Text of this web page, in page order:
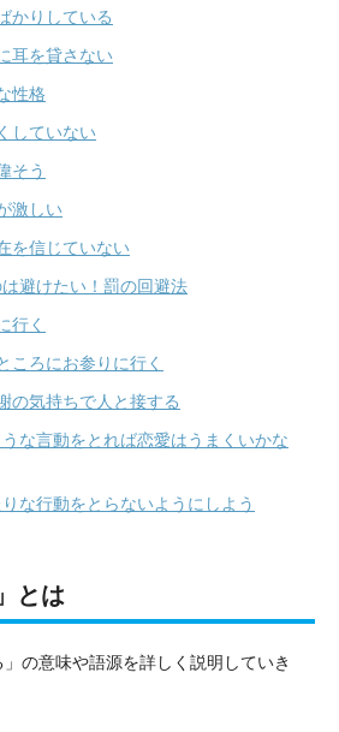
かりしている
耳を貸さない
性格
していない
そう
激しい
を信じていない
避けたい！罰の回避法
行く
ころにお参りに行く
の気持ちで人と接する
な言動をとれば恋愛はうまくいかな
な行動をとらないようにしよう
とは
の意味や語源を詳しく説明していき